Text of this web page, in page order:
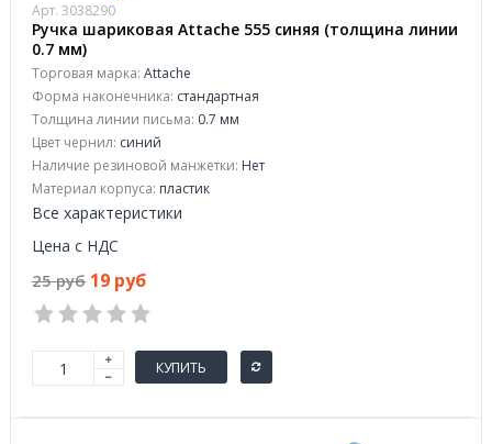
Арт. 3038290
Ручка шариковая Attache 555 синяя (толщина линии
0.7 мм)
Торговая марка: Attache
Форма наконечника: стандартная
Толщина линии письма: 0.7 мм
Цвет чернил: синий
Наличие резиновой манжетки: Нет
Материал корпуса: пластик
Все характеристики
Цена с НДС
25 руб 19 руб
КУПИТЬ